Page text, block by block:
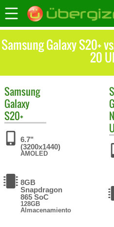
Samsung Galaxy S20+
20
Samsung
Galaxy
S20+
6.7"
(3200x1440)
AMOLED
8GB
Snapdragon
865 SoC
128GB
Almacenamiento